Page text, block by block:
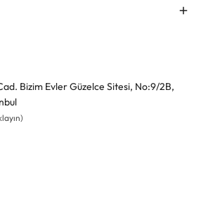
Bizim Evler Güzelce Sitesi, No:9/2B,